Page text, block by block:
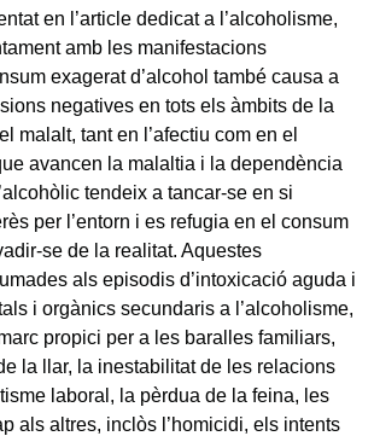
en l’article dedicat a l’alcoholisme,
amb les manifestacions
exagerat d’alcohol també causa a
negatives en tots els àmbits de la
malalt, tant en l’afectiu com en el
avancen la malaltia i la dependència
tendeix a tancar-se en si
per l’entorn i es refugia en el consum
se de la realitat. Aquestes
als episodis d’intoxicació aguda i
i orgànics secundaris a l’alcoholisme,
propici per a les baralles familiars,
la llar, la inestabilitat de les relacions
laboral, la pèrdua de la feina, les
als altres, inclòs l’homicidi, els intents